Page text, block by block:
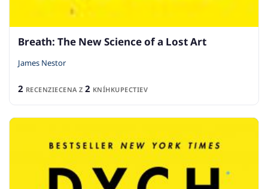
Breath: The New Science of a Lost Art
James Nestor
2 RECENZIECENA Z 2 KNÍHKUPECTIEV